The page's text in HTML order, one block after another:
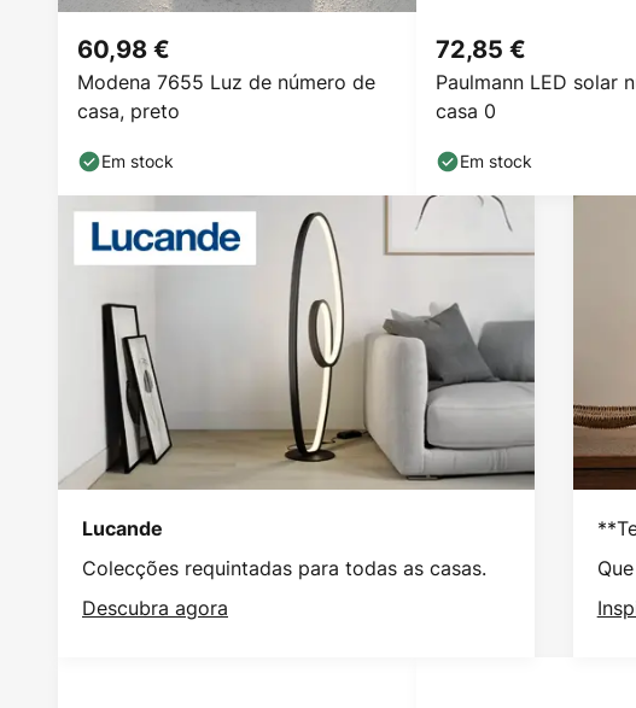
Modena 7655 Luz de número de
casa, preto
60,98 €
Em stock
Paulmann LED solar
casa 0
72,85 €
Em stock
Lucande
Colecções requintadas para todas as casas.
Descubra agora